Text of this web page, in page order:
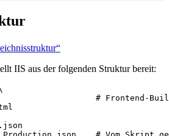
IIS aus der folgenden Struktur bereit:
# Frontend-Build-